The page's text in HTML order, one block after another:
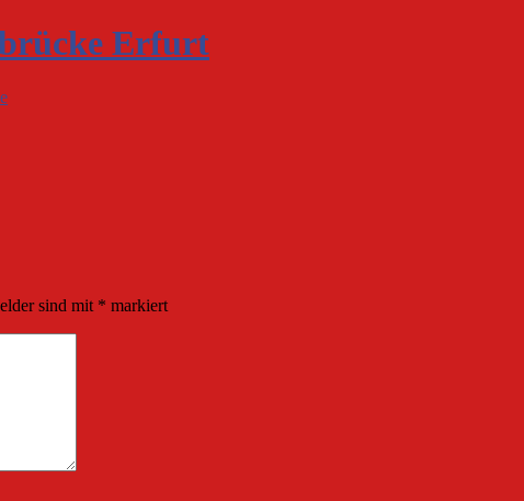
Erfurt
sind mit * markiert